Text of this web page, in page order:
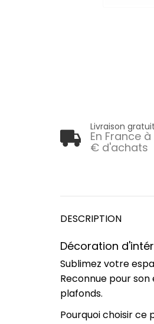
Livraison
En France
€ d'achats
DESCRIPTION
Décoration
Sublimez votre
Reconnue pour
plafonds.
Pourquoi choisir ce